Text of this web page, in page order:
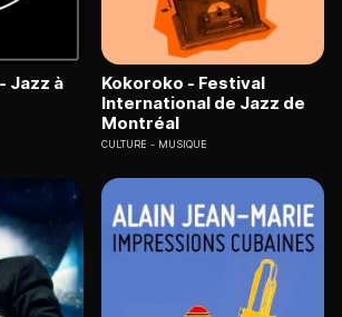
Jazz à
Kokoroko - Festival
International de Jazz de
Montréal
CULTURE MUSIQUE